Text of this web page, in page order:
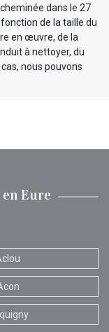
dans le 27
de la taille du
en œuvre, de la
à nettoyer, du
nous pouvons
Eure